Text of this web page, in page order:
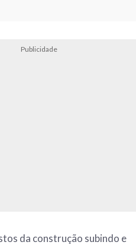
Publicidade
da construção subindo e